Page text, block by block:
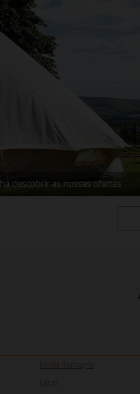
descobrir as nossas ofertas
Emilia Romagna
Lácio